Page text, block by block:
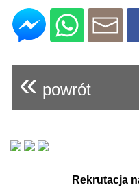
« powrót
Rekrutacja